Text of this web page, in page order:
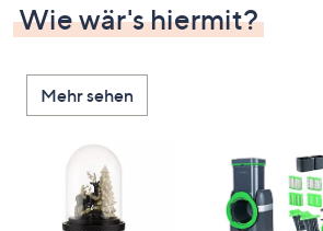
Wie wär's hiermit?
Mehr sehen